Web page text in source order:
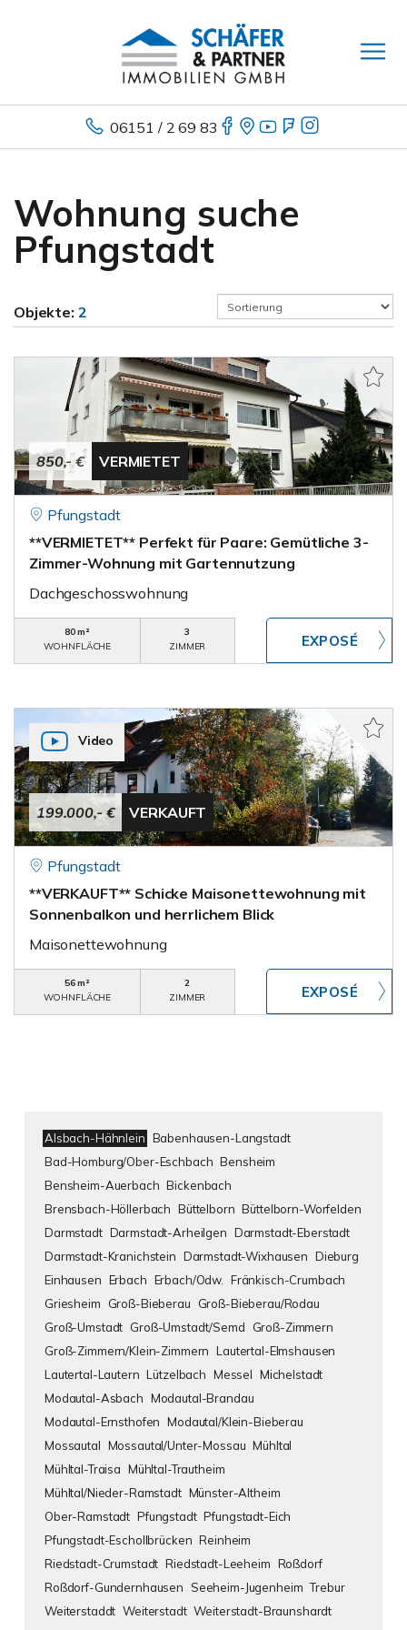
06151 / 2 69 83
Wohnung suche
Pfungstadt
Objekte: 2
850,- € VERMIETET
Pfungstadt
**VERMIETET** Perfekt für Paare: Gemütliche 3-
Zimmer-Wohnung mit Gartennutzung
Dachgeschosswohnung
80 m²
WOHNFLÄCHE
3
ZIMMER
199.000,- € VERKAUFT
Video
Pfungstadt
**VERKAUFT** Schicke Maisonettewohnung mit
Sonnenbalkon und herrlichem Blick
Maisonettewohnung
56 m²
WOHNFLÄCHE
2
ZIMMER
Alsbach-Hähnlein Babenhausen-Langstadt
Bad-Homburg/Ober-Eschbach Bensheim
Bensheim-Auerbach Bickenbach
Brensbach-Höllerbach Büttelborn Büttelborn-Worfelden
Darmstadt Darmstadt-Arheilgen Darmstadt-Eberstadt
Darmstadt-Kranichstein Darmstadt-Wixhausen Dieburg
Einhausen Erbach Erbach/Odw.
Fränkisch-Crumbach
Griesheim
Groß-Bieberau
Groß-Bieberau/Rodau
Groß-Umstadt Groß-Umstadt/Semd
Groß-Zimmern
Groß-Zimmern/Klein-Zimmern Lautertal-Elmshausen
Lautertal-Lautern Lützelbach Messel Michelstadt
Modautal-Asbach Modautal-Brandau
Modautal-Ernsthofen Modautal/Klein-Bieberau
Mossautal Mossautal/Unter-Mossau Mühltal
Mühltal-Traisa Mühltal-Trautheim
Mühltal/Nieder-Ramstadt Münster-Altheim
Ober-Ramstadt Pfungstadt Pfungstadt-Eich
Pfungstadt-Eschollbrücken Reinheim
Riedstadt-Crumstadt Riedstadt-Leeheim Roßdorf
Roßdorf-Gundernhausen Seeheim-Jugenheim Trebur
Weiterstaddt Weiterstadt Weiterstadt-Braunshardt